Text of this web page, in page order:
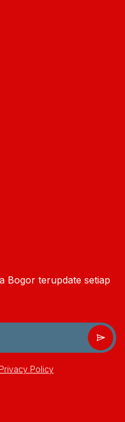
Bogor terupdate setiap
Privacy Policy